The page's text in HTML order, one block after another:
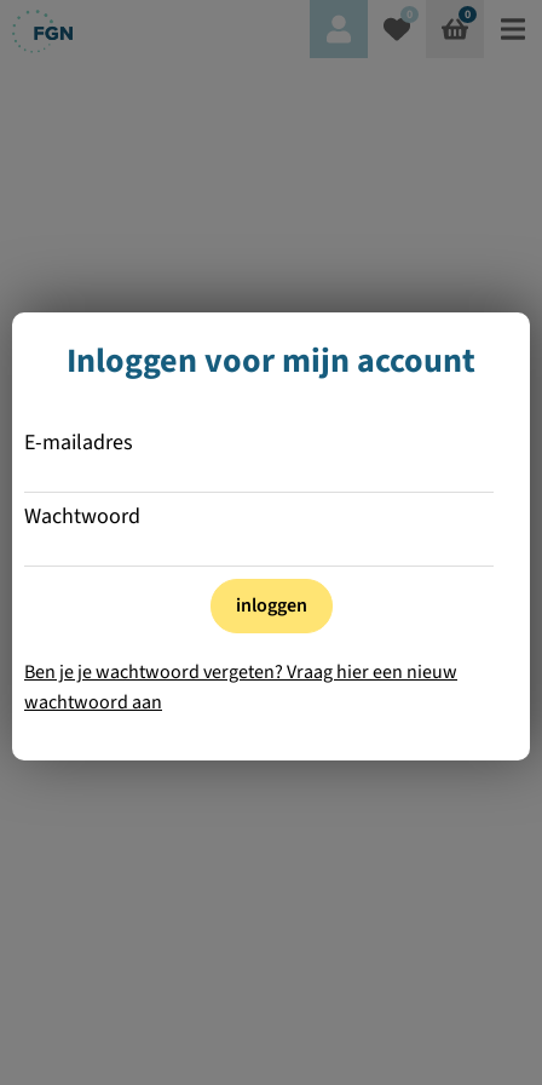
0 0
Inloggen voor mijn account
E-mailadres
Wachtwoord
inloggen
Ben je je wachtwoord vergeten? Vraag hier een nieuw
wachtwoord aan